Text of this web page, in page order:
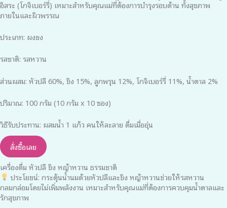
อิสระ (โกจิเบอร์รี่) เหมาะสำหรับคุณแม่ที่ต้องการบำรุงรอบด้าน ทั้งสุขภาพ
ภายในและผิวพรรณ
ประเภท: ผงชง
รสชาติ: รสหวาน
ส่วนผสม: หัวปลี 60%, ขิง 15%, ลูกพรุน 12%, โกจิเบอร์รี่ 11%, น้ำตาล 2%
ปริมาณ: 100 กรัม (10 กรัม x 10 ซอง)
วิธีรับประทาน: ผสมน้ำ 1 แก้ว คนให้ละลาย ดื่มเมื่ออุ่น​
สั่งซื้อเลย
เครื่องดื่ม หัวปลี ขิง หญ้าหวาน ธรรมชาติ
ประโยชน์: กระตุ้นน้ำนมด้วยหัวปลีและขิง หญ้าหวานช่วยให้รสหวาน
กลมกล่อมโดยไม่เพิ่มพลังงาน เหมาะสำหรับคุณแม่ที่ต้องการควบคุมน้ำตาลและ
รักสุขภาพ